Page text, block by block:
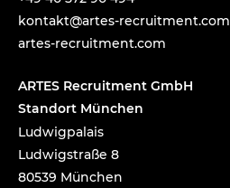
moc.t
nemti
urcer
-setr
a@tka
tnok
artes-recruitment.com
ARTES Recruitment GmbH
Standort München
Ludwigpalais
Ludwigstraße 8
80539 München